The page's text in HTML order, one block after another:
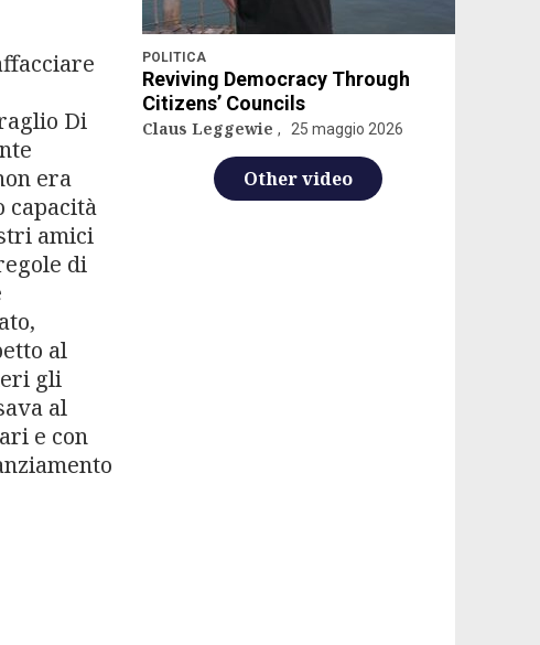
Di
era
capacità
amici
di
al
gli
al
e con
POLITICA
Reviving Democracy Through
Citizens’ Councils
Claus Leggewie 25 maggio 2026
Other video